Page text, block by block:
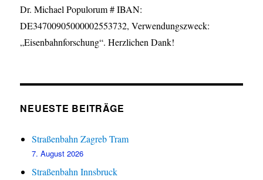
Dr. Michael Populorum # IBAN:
DE34700905000002553732, Verwendungszweck:
„Eisenbahnforschung“. Herzlichen Dank!
NEUESTE BEITRÄGE
Straßenbahn Zagreb Tram
7. August 2026
Straßenbahn Innsbruck